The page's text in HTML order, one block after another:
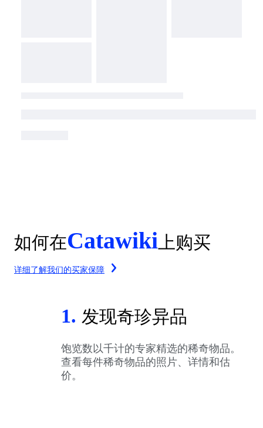
如何在Catawiki 上购买
详细了解我们的买家保障
1. 发现奇珍异品
饱览数以千计的专家精选的稀奇物品。
查看每件稀奇物品的照片、详情和估
价。